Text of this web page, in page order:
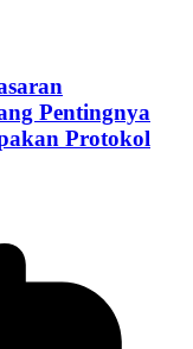
Pentingnya
Protokol